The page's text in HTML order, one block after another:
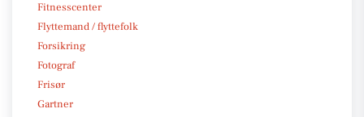
Fitnesscenter
Flyttemand / flyttefolk
Forsikring
Fotograf
Frisør
Gartner